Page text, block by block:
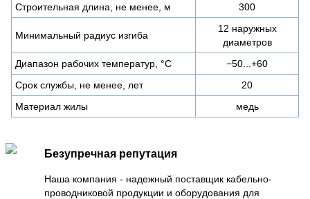
Строительная длина, не менее, м 300
Минимальный радиус изгиба
12 наружных
диаметров
Диапазон рабочих температур, °C
−50...+60
Срок службы, не менее, лет
20
Материал жилы
медь
Безупречная репутация
Наша компания - надежный поставщик кабельно-
проводниковой продукции и оборудования для